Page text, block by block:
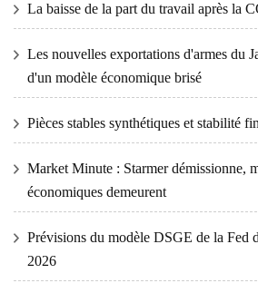
La baisse de la part du travail après la
Les nouvelles exportations d'armes du
d'un modèle économique brisé
Pièces stables synthétiques et stabilité
Market Minute : Starmer démissionne,
économiques demeurent
Prévisions du modèle DSGE de la Fed
2026